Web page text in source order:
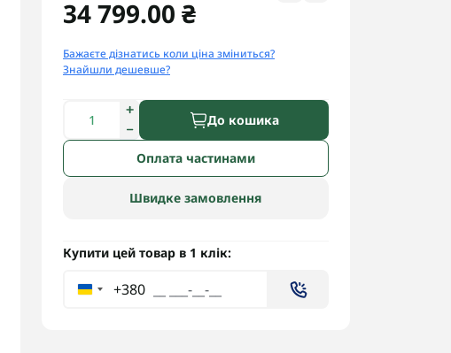
34 799.00 ₴
Бажаєте дізнатись коли ціна зміниться?
Знайшли дешевше?
До кошика
Оплата частинами
Швидке замовлення
Купити цей товар в 1 клік:
+380